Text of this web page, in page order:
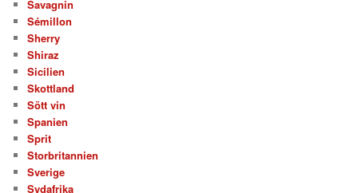
Savagnin
Sémillon
Sherry
Shiraz
Sicilien
Skottland
Sött vin
Spanien
Sprit
Storbritannien
Sverige
Sydafrika